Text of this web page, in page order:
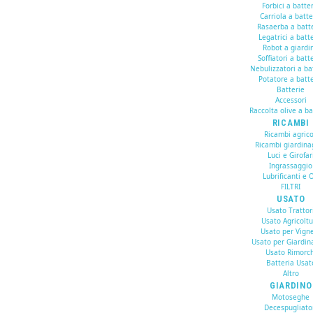
Forbici a
Carriola a
Rasaerba a
Legatrici a
Robot a
Soffiatori a
Nebulizzatori a
Potatore a
Batterie
Accessori
Raccolta olive a
RICAMBI
Ricambi
Ricambi
Luci e Girofari
Ingrassaggio
Lubrificanti e
FILTRI
USATO
Usato Trattori
Usato
Usato per
Usato per
Usato
Batteria
Altro
GIARDINO
Motoseghe